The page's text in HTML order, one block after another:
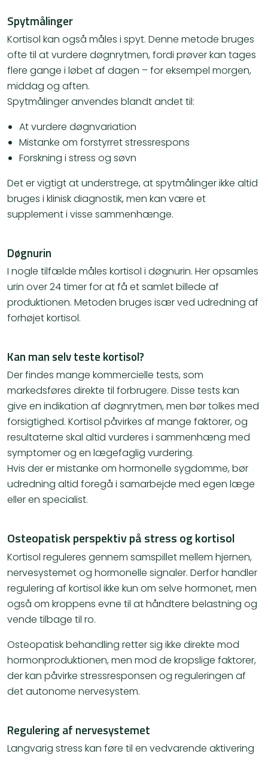
Spytmålinger
Kortisol kan også måles i spyt. Denne metode bruges
ofte til at vurdere døgnrytmen, fordi prøver kan tages
flere gange i løbet af dagen – for eksempel morgen,
middag og aften.
Spytmålinger anvendes blandt andet til:
At vurdere døgnvariation
Mistanke om forstyrret stressrespons
Forskning i stress og søvn
Det er vigtigt at understrege, at spytmålinger ikke altid
bruges i klinisk diagnostik, men kan være et
supplement i visse sammenhænge.
Døgnurin
I nogle tilfælde måles kortisol i døgnurin. Her opsamles
urin over 24 timer for at få et samlet billede af
produktionen. Metoden bruges især ved udredning af
forhøjet kortisol.
Kan man selv teste kortisol?
Der findes mange kommercielle tests, som
markedsføres direkte til forbrugere. Disse tests kan
give en indikation af døgnrytmen, men bør tolkes med
forsigtighed. Kortisol påvirkes af mange faktorer, og
resultaterne skal altid vurderes i sammenhæng med
symptomer og en lægefaglig vurdering.
Hvis der er mistanke om hormonelle sygdomme, bør
udredning altid foregå i samarbejde med egen læge
eller en specialist.
Osteopatisk perspektiv på stress og kortisol
Kortisol reguleres gennem samspillet mellem hjernen,
nervesystemet og hormonelle signaler. Derfor handler
regulering af kortisol ikke kun om selve hormonet, men
også om kroppens evne til at håndtere belastning og
vende tilbage til ro.
Osteopatisk behandling retter sig ikke direkte mod
hormonproduktionen, men mod de kropslige faktorer,
der kan påvirke stressresponsen og reguleringen af
det autonome nervesystem.
Regulering af nervesystemet
Langvarig stress kan føre til en vedvarende aktivering